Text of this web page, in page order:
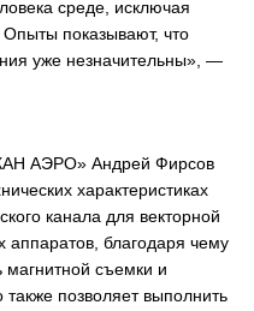
среде, исключая
показывают, что
уже незначительны», —
АЭРО» Андрей Фирсов
характеристиках
канала для векторной
аппаратов, благодаря чему
магнитной съемки и
также позволяет выполнить